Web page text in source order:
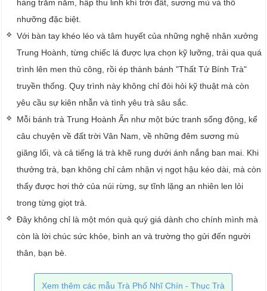
hàng trăm năm, hấp thu linh khí trời đất, sương mù và thổ
nhưỡng đặc biệt.
Với bàn tay khéo léo và tâm huyết của những nghệ nhân xưởng
Trung Hoành, từng chiếc lá được lựa chọn kỹ lưỡng, trải qua quá
trình lên men thủ công, rồi ép thành bánh "Thất Tử Bính Trà"
truyền thống. Quy trình này không chỉ đòi hỏi kỹ thuật mà còn
yêu cầu sự kiên nhẫn và tình yêu trà sâu sắc.
Mỗi bánh trà Trung Hoành Ấn như một bức tranh sống động, kể
câu chuyện về đất trời Vân Nam, về những đêm sương mù
giăng lối, và cả tiếng lá trà khẽ rung dưới ánh nắng ban mai. Khi
thưởng trà, bạn không chỉ cảm nhận vị ngọt hậu kéo dài, mà còn
thấy được hơi thở của núi rừng, sự tĩnh lặng an nhiên len lỏi
trong từng giọt trà.
Đây không chỉ là một món quà quý giá dành cho chính mình mà
còn là lời chúc sức khỏe, bình an và trường thọ gửi đến người
thân, bạn bè.
Xem thêm các mẫu Trà Phổ Nhĩ Chín - Thục Trà